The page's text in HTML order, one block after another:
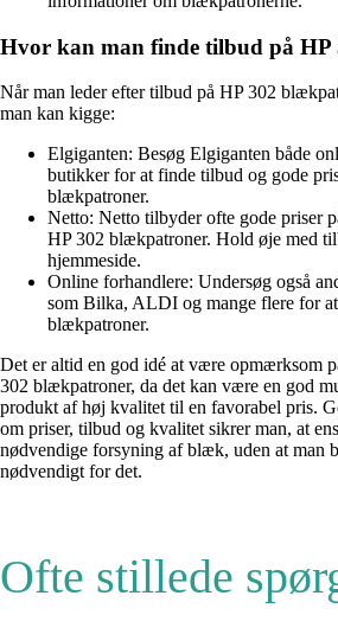
Hvor kan man finde tilbud på
Når man leder efter tilbud på HP 302
man kan kigge:
Elgiganten: Besøg Elgiganten både
butikker for at finde tilbud og gode
blækpatroner.
Netto: Netto tilbyder ofte gode priser
HP 302 blækpatroner. Hold øje med
hjemmeside.
Online forhandlere: Undersøg også
som Bilka, ALDI og mange flere for
blækpatroner.
Det er altid en god idé at være opmærksom
302 blækpatroner, da det kan være en god
produkt af høj kvalitet til en favorabel pris.
om priser, tilbud og kvalitet sikrer man, at
nødvendige forsyning af blæk, uden at man
nødvendigt for det.
Ofte stillede